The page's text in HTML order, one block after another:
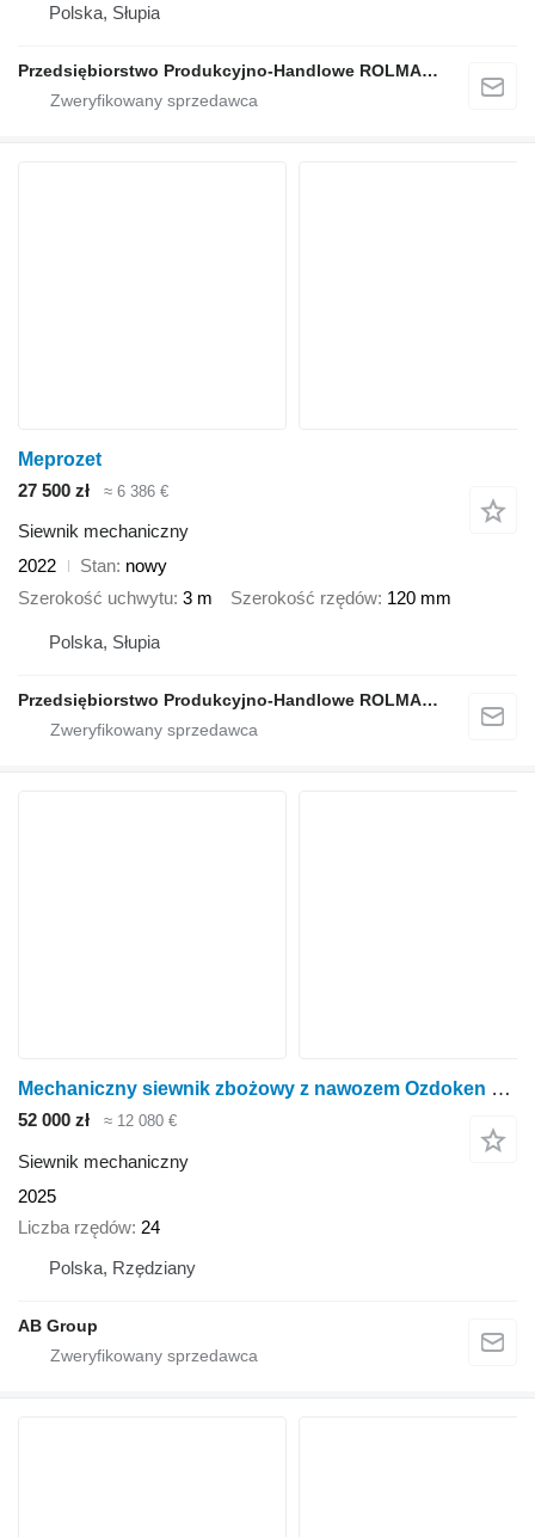
Polska, Słupia
Przedsiębiorstwo Produkcyjno-Handlowe ROLMAPOL Marcin Dziekan
Meprozet
27 500 zł
≈ 6 386 €
Siewnik mechaniczny
2022
Stan nowy
Szerokość uchwytu 3 m Szerokość rzędów 120 mm
Polska, Słupia
Przedsiębiorstwo Produkcyjno-Handlowe ROLMAPOL Marcin Dziekan
Mechaniczny siewnik zbożowy z nawozem Ozdoken Pertum-F300 - dwut
52 000 zł ≈ 12 080 €
Siewnik mechaniczny
2025
Liczba rzędów 24
Polska, Rzędziany
AB Group